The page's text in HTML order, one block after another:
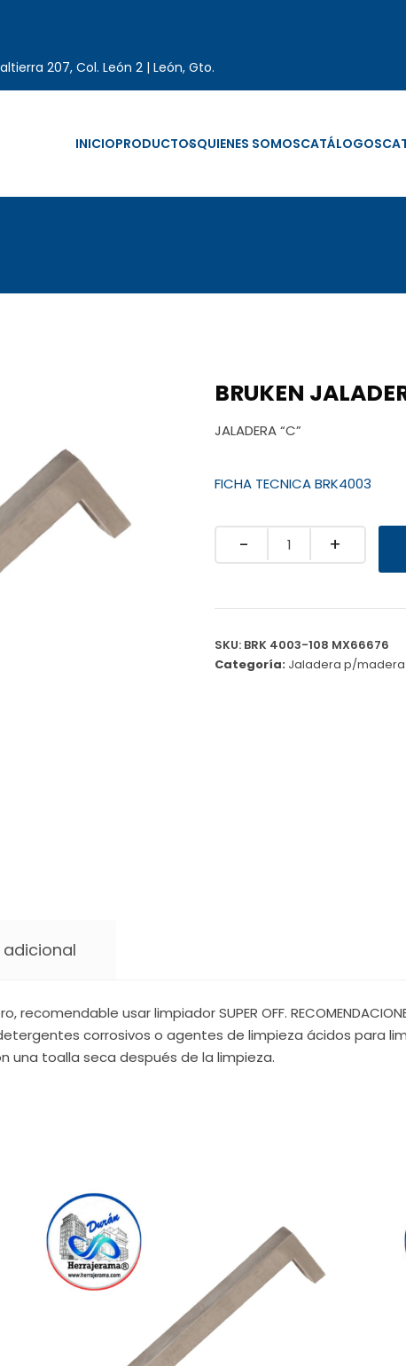
207, Col. León 2 | León, Gto.
INICIOPRODUCTOSQUIENES SOMOSCATÁLOGOS
BRUKEN
JALADERA “C”
FICHA TECNICA BRK4003
Quantity
SKU: BRK 4003-108 MX66676
Categoría: Jaladera p/madera
recomendable usar limpiador SUPER OFF.
corrosivos o agentes de limpieza ácidos para
una toalla seca después de la limpieza.